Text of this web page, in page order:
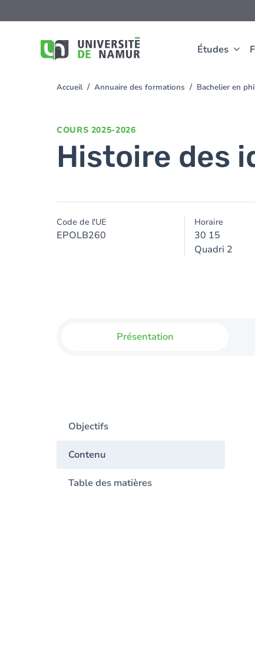
Études
au
You
Accueil Annuaire des formations Bachelier en
COURS 2025-2026
Histoire des
Code de l'UE
EPOLB260
Horaire
30 15
Quadri 2
Présentation
Objectifs
Contenu
Table des matières